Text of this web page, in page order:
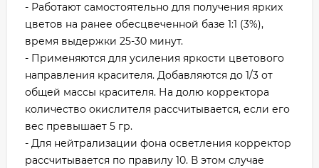
- Работают самостоятельно для получения ярких
цветов на ранее обесцвеченной базе 1:1 (3%),
время выдержки 25-30 минут.
- Применяются для усиления яркости цветового
направления красителя. Добавляются до 1/3 от
общей массы красителя. На долю корректора
количество окислителя рассчитывается, если его
вес превышает 5 гр.
- Для нейтрализации фона осветления корректор
рассчитывается по правилу 10. В этом случае